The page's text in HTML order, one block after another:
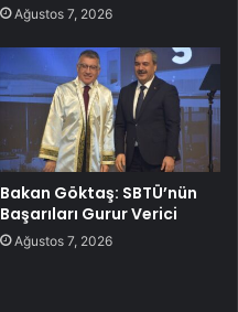
Ağustos 7, 2026
Bakan Göktaş: SBTÜ’nün
Başarıları Gurur Verici
Ağustos 7, 2026